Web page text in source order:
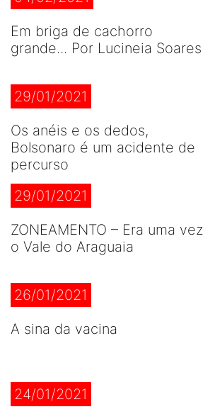
Em briga de cachorro
grande... Por Lucineia Soares
29/01/2021
Os anéis e os dedos,
Bolsonaro é um acidente de
percurso
29/01/2021
ZONEAMENTO – Era uma vez
o Vale do Araguaia
26/01/2021
A sina da vacina
24/01/2021